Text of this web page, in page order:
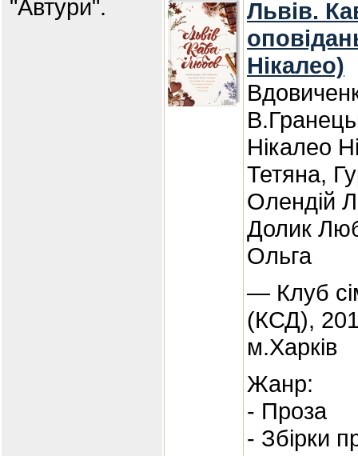
"Автури".
Львів.
Нікалео)
Нікалео
Тетяна,
Олендій
Долик
Ольга
— Клуб
(КСД),
м.Харків
Жанр:
- Проза
- Збірки